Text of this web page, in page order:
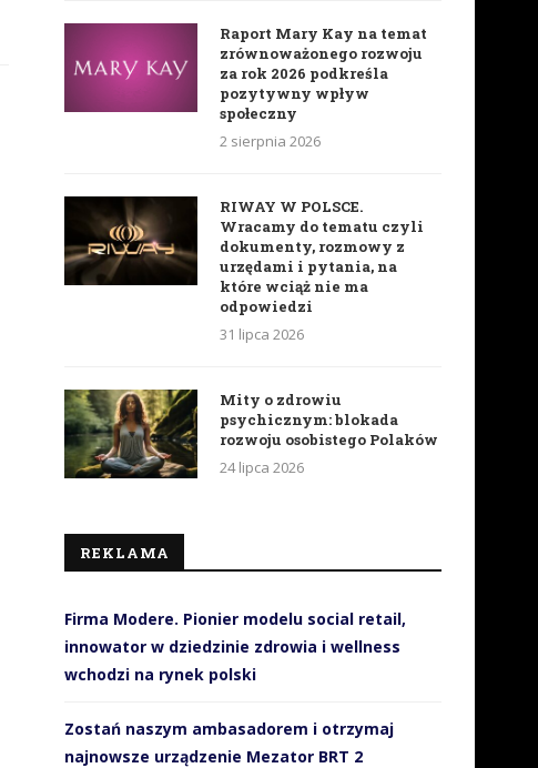
Raport Mary Kay na temat
zrównoważonego rozwoju
za rok 2026 podkreśla
pozytywny wpływ
społeczny
2 sierpnia 2026
RIWAY W POLSCE.
Wracamy do tematu czyli
dokumenty, rozmowy z
urzędami i pytania, na
które wciąż nie ma
odpowiedzi
31 lipca 2026
Mity o zdrowiu
psychicznym: blokada
rozwoju osobistego Polaków
24 lipca 2026
REKLAMA
Firma Modere. Pionier modelu social retail,
innowator w dziedzinie zdrowia i wellness
wchodzi na rynek polski
Zostań naszym ambasadorem i otrzymaj
najnowsze urządzenie Mezator BRT 2